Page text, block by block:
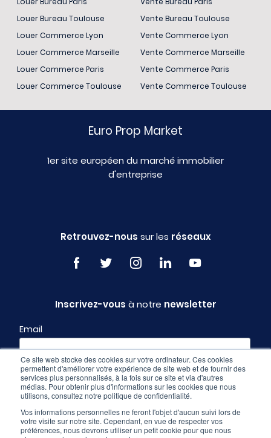
Ce site web stocke des cookies sur votre ordinateur. Ces cookies
permettent d'améliorer votre expérience de site web et de fournir des
services plus personnalisés, à la fois sur ce site et via d'autres
médias. Pour obtenir plus d'informations sur les cookies que nous
utilisons, consultez notre politique de confidentialité.
Vos informations personnelles ne feront l'objet d'aucun suivi lors de
votre visite sur notre site. Cependant, en vue de respecter vos
préférences, nous devrons utiliser un petit cookie pour que nous
Louer Bureau Toulouse
Louer Commerce Lyon
Louer Commerce Marseille
Louer Commerce Paris
Louer Commerce Toulouse
Vente Bureau Toulouse
Vente Commerce Lyon
Vente Commerce Marseille
Vente Commerce Paris
Vente Commerce Toulouse
Euro Prop Market
1er site européen du marché immobilier
d'entreprise
Retrouvez-nous sur les réseaux
Inscrivez-vous à notre newsletter
Email
Profil